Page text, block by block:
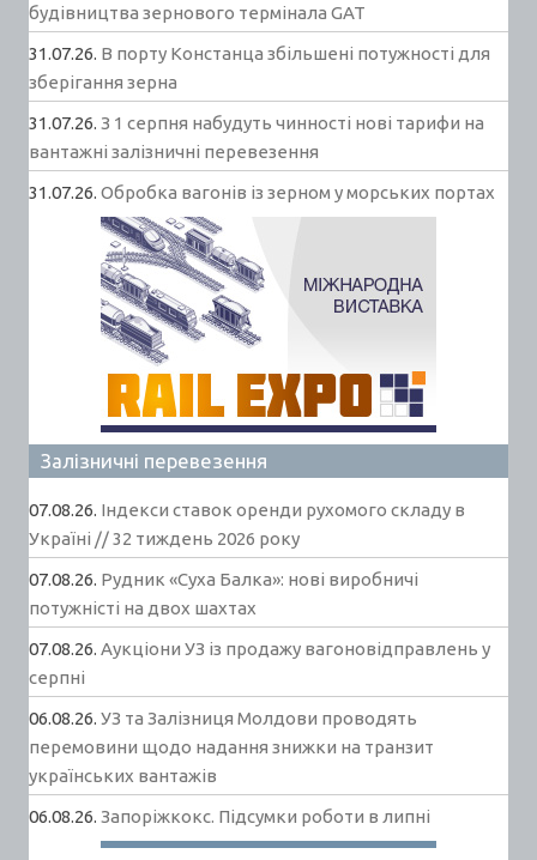
будівництва зернового термінала GAT
31.07.26. В порту Констанца збільшені потужності для
зберігання зерна
31.07.26. З 1 серпня набудуть чинності нові тарифи на
вантажні залізничні перевезення
31.07.26. Обробка вагонів із зерном у морських портах
Залізничні перевезення
07.08.26. Індекси ставок оренди рухомого складу в
Україні // 32 тиждень 2026 року
07.08.26. Рудник «Суха Балка»: нові виробничі
потужністі на двох шахтах
07.08.26. Аукціони УЗ із продажу вагоновідправлень у
серпні
06.08.26. УЗ та Залізниця Молдови проводять
перемовини щодо надання знижки на транзит
українських вантажів
06.08.26. Запоріжкокс. Підсумки роботи в липні